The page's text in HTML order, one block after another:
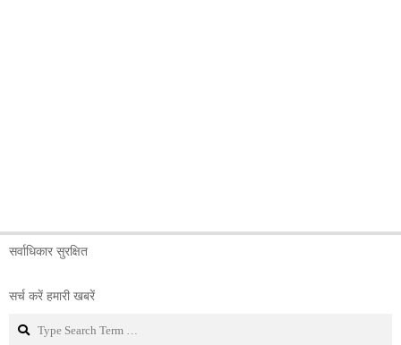
सर्वाधिकार सुरक्षित
सर्च करें हमारी खबरें